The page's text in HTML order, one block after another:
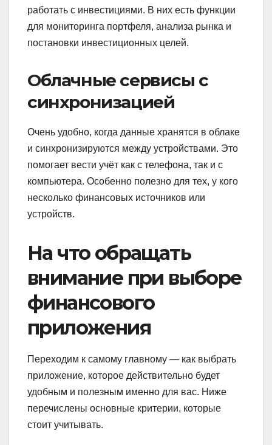
работать с инвестициями. В них есть функции
для мониторинга портфеля, анализа рынка и
постановки инвестиционных целей.
Облачные сервисы с
синхронизацией
Очень удобно, когда данные хранятся в облаке
и синхронизируются между устройствами. Это
помогает вести учёт как с телефона, так и с
компьютера. Особенно полезно для тех, у кого
несколько финансовых источников или
устройств.
На что обращать
внимание при выборе
финансового
приложения
Переходим к самому главному — как выбрать
приложение, которое действительно будет
удобным и полезным именно для вас. Ниже
перечислены основные критерии, которые
стоит учитывать.